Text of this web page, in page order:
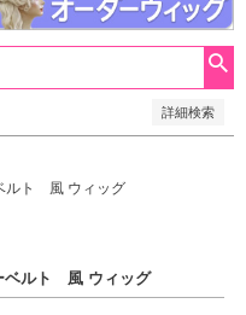
詳細検索
ルト 風 ウィッグ
ベルト 風 ウィッグ